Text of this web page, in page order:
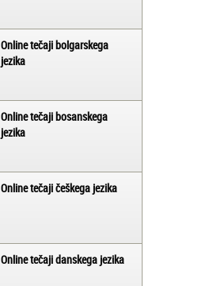
Online tečaji bolgarskega
jezika
Online tečaji bosanskega
jezika
Online tečaji češkega jezika
Online tečaji danskega jezika